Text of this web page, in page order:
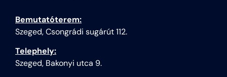
Bemutatóterem:
Szeged, Csongrádi sugárút 112.
Telephely:
Szeged, Bakonyi utca 9.